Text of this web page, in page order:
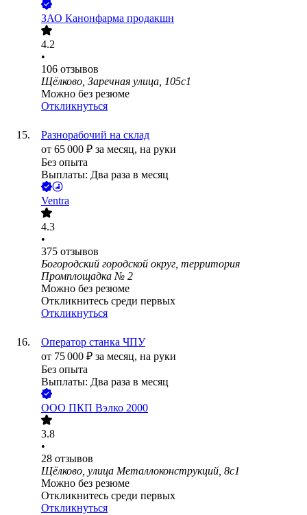
ЗАО Канонфарма продакшн
4.2
•
106 отзывов
Щёлково, Заречная улица, 105с1
Можно без резюме
Откликнуться
Разнорабочий на склад
от 65 000 ₽ за месяц, на руки
Без опыта
Выплаты: Два раза в месяц
Ventra
4.3
•
375 отзывов
Богородский городской округ, территория
Промплощадка № 2
Можно без резюме
Откликнитесь среди первых
Откликнуться
Оператор станка ЧПУ
от 75 000 ₽ за месяц, на руки
Без опыта
Выплаты: Два раза в месяц
ООО ПКП Вэлко 2000
3.8
•
28 отзывов
Щёлково, улица Металлоконструкций, 8с1
Можно без резюме
Откликнитесь среди первых
Откликнуться